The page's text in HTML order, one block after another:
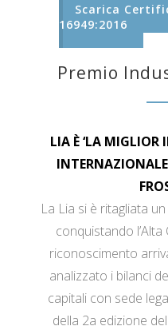
Scarica
16949:2016
Premio
LIA È ‘LA MIGLIOR
La Lia si è ritagliata
conquistando
riconoscimento
analizzato i bilanci
capitali con sede
della 2a edizione